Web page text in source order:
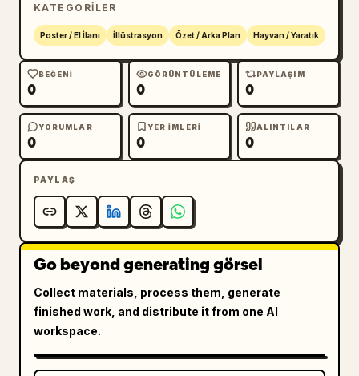
KATEGORILER
Poster / El İlanı İllüstrasyon Özet / Arka Plan Hayvan / Yaratık
BEĞENI
0
GÖRÜNTÜLEME
0
PAYLAŞIM
0
YORUMLAR
0
YER IMLERI
0
ALINTILAR
0
PAYLAŞ
Go beyond generating görsel
Collect materials, process them, generate
finished work, and distribute it from one AI
workspace.